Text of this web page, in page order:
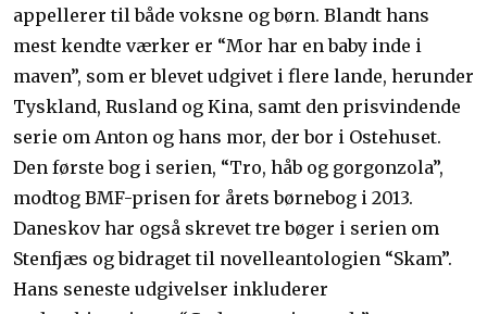
appellerer til både voksne og børn. Blandt hans
mest kendte værker er “Mor har en baby inde i
maven”, som er blevet udgivet i flere lande, herunder
Tyskland, Rusland og Kina, samt den prisvindende
serie om Anton og hans mor, der bor i Ostehuset.
Den første bog i serien, “Tro, håb og gorgonzola”,
modtog BMF-prisen for årets børnebog i 2013.
Daneskov har også skrevet tre bøger i serien om
Stenfjæs og bidraget til novelleantologien “Skam”.
Hans seneste udgivelser inkluderer